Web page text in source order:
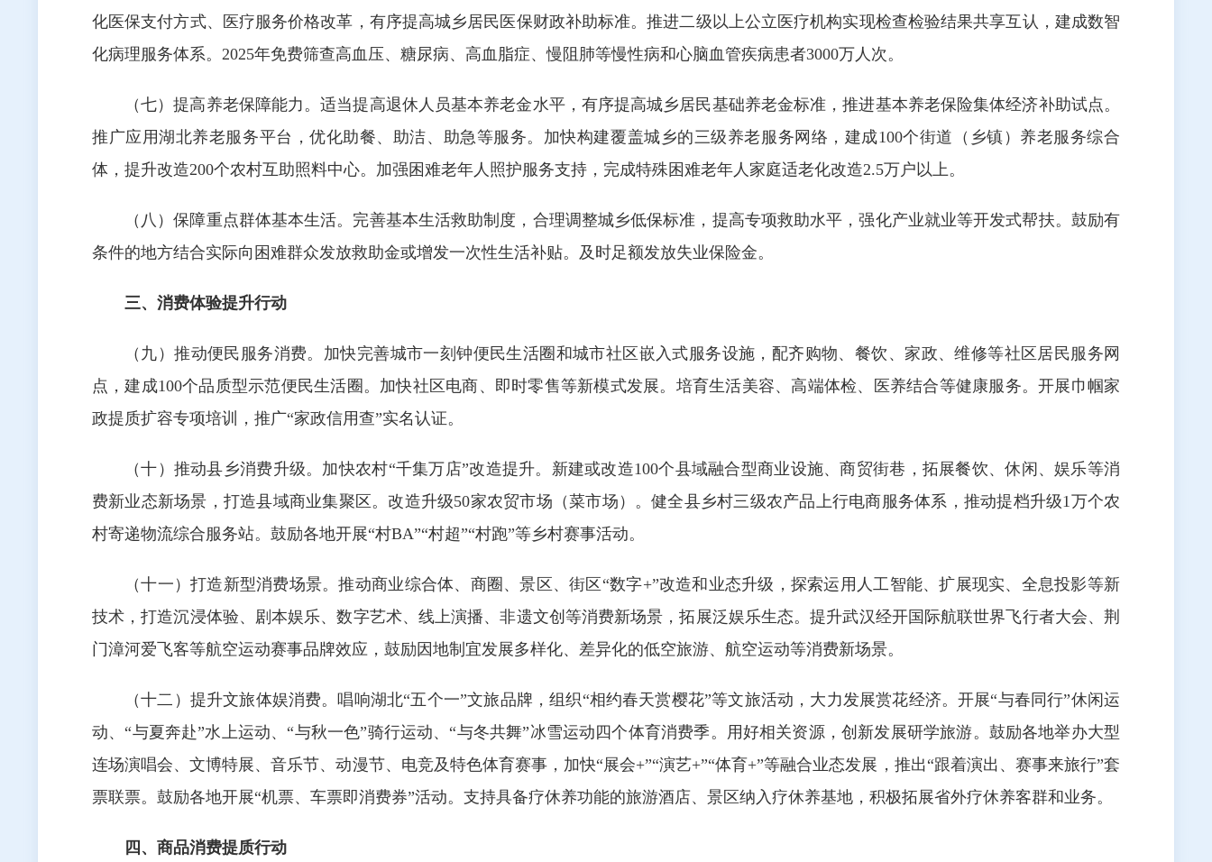
化医保支付方式、医疗服务价格改革，有序提高城乡居民医保财政补助标准。推进二级以上公立医疗机构实现检查检验结果共享互认，建成数智
化病理服务体系。2025年免费筛查高血压、糖尿病、高血脂症、慢阻肺等慢性病和心脑血管疾病患者3000万人次。
（七）提高养老保障能力。适当提高退休人员基本养老金水平，有序提高城乡居民基础养老金标准，推进基本养老保险集体经济补助试点。
推广应用湖北养老服务平台，优化助餐、助洁、助急等服务。加快构建覆盖城乡的三级养老服务网络，建成100个街道（乡镇）养老服务综合
体，提升改造200个农村互助照料中心。加强困难老年人照护服务支持，完成特殊困难老年人家庭适老化改造2.5万户以上。
（八）保障重点群体基本生活。完善基本生活救助制度，合理调整城乡低保标准，提高专项救助水平，强化产业就业等开发式帮扶。鼓励有
条件的地方结合实际向困难群众发放救助金或增发一次性生活补贴。及时足额发放失业保险金。
三、消费体验提升行动
（九）推动便民服务消费。加快完善城市一刻钟便民生活圈和城市社区嵌入式服务设施，配齐购物、餐饮、家政、维修等社区居民服务网
点，建成100个品质型示范便民生活圈。加快社区电商、即时零售等新模式发展。培育生活美容、高端体检、医养结合等健康服务。开展巾帼家
政提质扩容专项培训，推广“家政信用查”实名认证。
（十）推动县乡消费升级。加快农村“千集万店”改造提升。新建或改造100个县域融合型商业设施、商贸街巷，拓展餐饮、休闲、娱乐等消
费新业态新场景，打造县域商业集聚区。改造升级50家农贸市场（菜市场）。健全县乡村三级农产品上行电商服务体系，推动提档升级1万个农
村寄递物流综合服务站。鼓励各地开展“村BA”“村超”“村跑”等乡村赛事活动。
（十一）打造新型消费场景。推动商业综合体、商圈、景区、街区“数字+”改造和业态升级，探索运用人工智能、扩展现实、全息投影等新
技术，打造沉浸体验、剧本娱乐、数字艺术、线上演播、非遗文创等消费新场景，拓展泛娱乐生态。提升武汉经开国际航联世界飞行者大会、荆
门漳河爱飞客等航空运动赛事品牌效应，鼓励因地制宜发展多样化、差异化的低空旅游、航空运动等消费新场景。
（十二）提升文旅体娱消费。唱响湖北“五个一”文旅品牌，组织“相约春天赏樱花”等文旅活动，大力发展赏花经济。开展“与春同行”休闲运
动、“与夏奔赴”水上运动、“与秋一色”骑行运动、“与冬共舞”冰雪运动四个体育消费季。用好相关资源，创新发展研学旅游。鼓励各地举办大型
连场演唱会、文博特展、音乐节、动漫节、电竞及特色体育赛事，加快“展会+”“演艺+”“体育+”等融合业态发展，推出“跟着演出、赛事来旅行”套
票联票。鼓励各地开展“机票、车票即消费券”活动。支持具备疗休养功能的旅游酒店、景区纳入疗休养基地，积极拓展省外疗休养客群和业务。
四、商品消费提质行动